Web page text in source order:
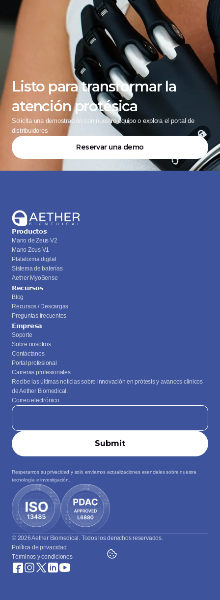
Listo para transformar la
atención protésica
Solicita una demostración con nuestro equipo o explora el portal de
distribuidores
Reservar una demo
Productos
Mano de Zeus V2
Mano Zeus V1
Plataforma digital
Sistema de baterías
Aether MyoSense
Recursos
Blog
Recursos / Descargas
Preguntas frecuentes
Empresa
Soporte
Sobre nosotros
Contáctanos
Portal profesional
Carreras profesionales
Recibe las últimas noticias sobre innovación en prótesis y avances clínicos
de Aether Biomedical.
Correo electrónico
Respetamos su privacidad y solo enviamos actualizaciones esenciales sobre nuestra
tecnología e investigación.
© 2026 Aether Biomedical. Todos los derechos reservados.
Política de privacidad
Términos y condiciones